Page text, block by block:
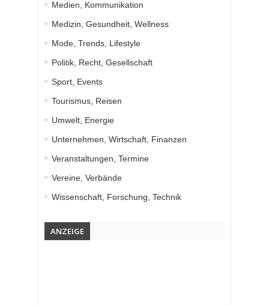
Medien, Kommunikation
Medizin, Gesundheit, Wellness
Mode, Trends, Lifestyle
Politik, Recht, Gesellschaft
Sport, Events
Tourismus, Reisen
Umwelt, Energie
Unternehmen, Wirtschaft, Finanzen
Veranstaltungen, Termine
Vereine, Verbände
Wissenschaft, Forschung, Technik
ANZEIGE